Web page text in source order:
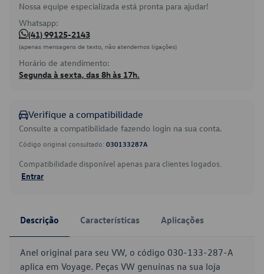
Nossa equipe especializada está pronta para ajudar!
Whatsapp:
(41) 99125-2143
(apenas mensagens de texto, não atendemos ligações)
Horário de atendimento:
Segunda à sexta, das 8h às 17h.
Verifique a compatibilidade
Consulte a compatibilidade fazendo login na sua conta.
Código original consultado: 030133287A
Compatibilidade disponível apenas para clientes logados.
Entrar
Descrição Características Aplicações
Anel original para seu VW, o código 030-133-287-A
aplica em Voyage. Peças VW genuínas na sua loja